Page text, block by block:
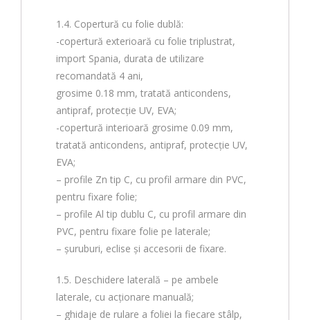
1.4. Copertură cu folie dublă:
-copertură exterioară cu folie triplustrat,
import Spania, durata de utilizare
recomandată 4 ani,
grosime 0.18 mm, tratată anticondens,
antipraf, protecție UV, EVA;
-copertură interioară grosime 0.09 mm,
tratată anticondens, antipraf, protecție UV,
EVA;
– profile Zn tip C, cu profil armare din PVC,
pentru fixare folie;
– profile Al tip dublu C, cu profil armare din
PVC, pentru fixare folie pe laterale;
– șuruburi, eclise și accesorii de fixare.
1.5. Deschidere laterală – pe ambele
laterale, cu acționare manuală;
– ghidaje de rulare a foliei la fiecare stâlp,